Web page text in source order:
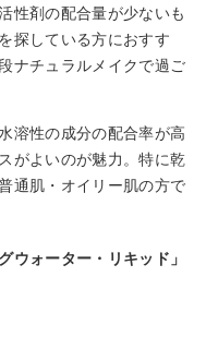
性剤の配合量が少ないも
探している方におすす
ナチュラルメイクで過ご
溶性の成分の配合率が高
がよいのが魅力。特に乾
通肌・オイリー肌の方で
ウォーター・リキッド」